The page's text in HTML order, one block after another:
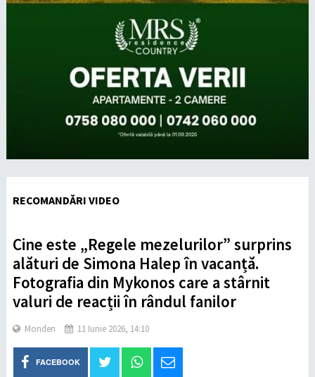
RECOMANDĂRI VIDEO
Cine este „Regele mezelurilor” surprins
alături de Simona Halep în vacanță.
Fotografia din Mykonos care a stârnit
valuri de reacții în rândul fanilor
Monden 11 Iunie 2026, 14:10
FACEBOOK